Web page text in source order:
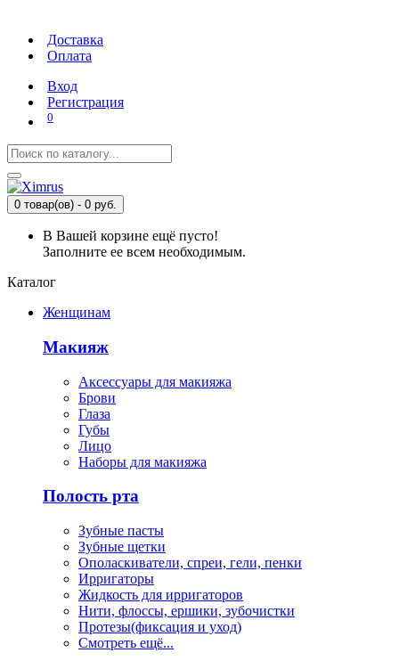
Доставка
Оплата
Вход
Регистрация
0
0 товар(ов) - 0 руб.
В Вашей корзине ещё пусто!
Заполните ее всем необходимым.
Каталог
Женщинам
Макияж
Аксессуары для макияжа
Брови
Глаза
Губы
Лицо
Наборы для макияжа
Полость рта
Зубные пасты
Зубные щетки
Ополаскиватели, спреи, гели, пенки
Ирригаторы
Жидкость для ирригаторов
Нити, флоссы, ершики, зубочистки
Протезы(фиксация и уход)
Смотреть ещё...